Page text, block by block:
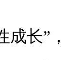
长”